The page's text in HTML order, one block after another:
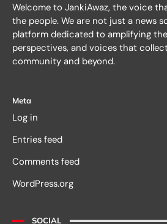
Welcome to JankiAwaz, the voice
the people. We are not just a news
platform dedicated to amplifying
perspectives, and voices that
community and beyond.
Meta
Log in
Entries feed
Comments feed
WordPress.org
SOCIAL